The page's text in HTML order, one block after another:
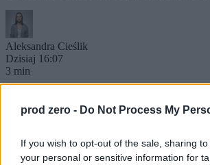
prod zero - Do Not Process My
If you wish to opt-out of the sale, sharing
your personal or sensitive information for
Aleksandra Cieślik
Dzisiaj 16:07
3 min